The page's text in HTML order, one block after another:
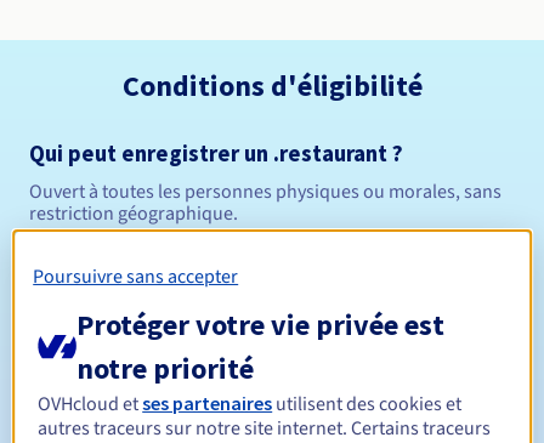
Conditions d'éligibilité
Qui peut enregistrer un .restaurant ?
Ouvert à toutes les personnes physiques ou morales, sans
restriction géographique.
Règles de gestion et notifications
Durée de réservation Entre 1 et 10 ans
Durée de renouvellement Entre 1 et 10 ans
Poursuivre sans accepter
Protéger votre vie privée est
notre priorité
OVHcloud etses partenaires utilisent des cookies et
autres traceurs sur notre site internet. Certains traceurs